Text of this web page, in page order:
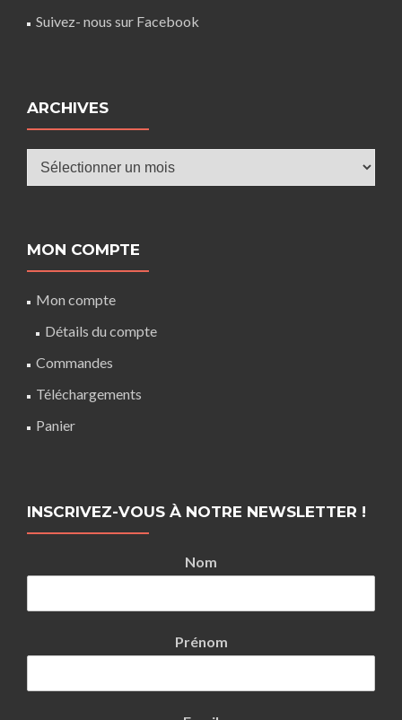
Suivez- nous sur Facebook
ARCHIVES
MON COMPTE
Mon compte
Détails du compte
Commandes
Téléchargements
Panier
INSCRIVEZ-VOUS À NOTRE NEWSLETTER !
Nom
Prénom